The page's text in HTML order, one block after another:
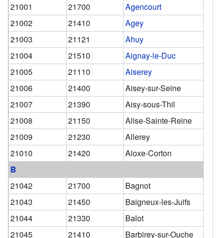
21001
21700
Agencourt
21002
21410
Agey
21003
21121
Ahuy
21004
21510
Aignay-le-Duc
21005
21110
Aiserey
21006
21400
Aisey-sur-Seine
21007
21390
Aisy-sous-Thil
21008
21150
Alise-Sainte-Reine
21009
21230
Allerey
21010
21420
Aloxe-Corton
B
21042
21700
Bagnot
21043
21450
Baigneux-les-Juifs
21044
21330
Balot
21045
21410
Barbirey-sur-Ouche